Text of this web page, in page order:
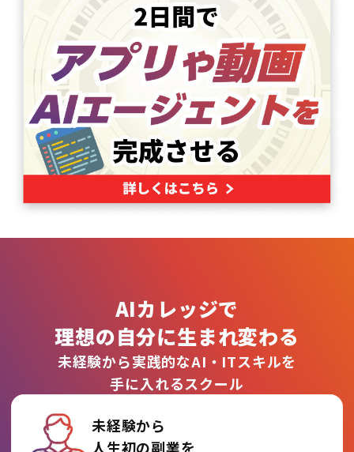
AIカレッジで
理想の自分に生まれ変わる
未経験から実践的なAI・ITスキルを
手に入れるスクール
未経験から
人生初の副業を